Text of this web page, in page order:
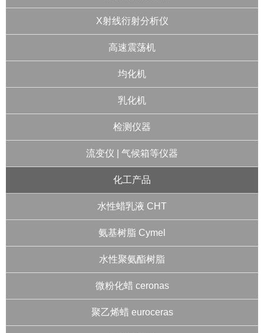
X射线衍射分析仪
高速震荡机
均化机
乳化机
检测仪器
流变仪 | 气候箱等仪器
化工产品
水性蜡乳液 CHT
氨基树脂 Cymel
水性聚氨酯树脂
微粉化蜡 ceronas
聚乙烯蜡 euroceras